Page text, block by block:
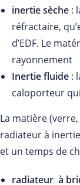
inertie sèche :
réfractaire,
d’EDF. Le
rayonnement
Inertie fluide :
caloporteur
La matière
radiateur à
et un temps de
radiateur à